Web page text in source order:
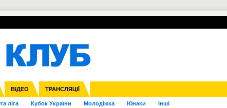
ВІДЕО ТРАНСЛЯЦІЇ
ліга Кубок України Молодіжка Юнаки Інші
Ліга націй Ліга конференцій
Франція ІншіЧЄ-2015 (U-21)
УПЛ-ПЕРЕХОДИ